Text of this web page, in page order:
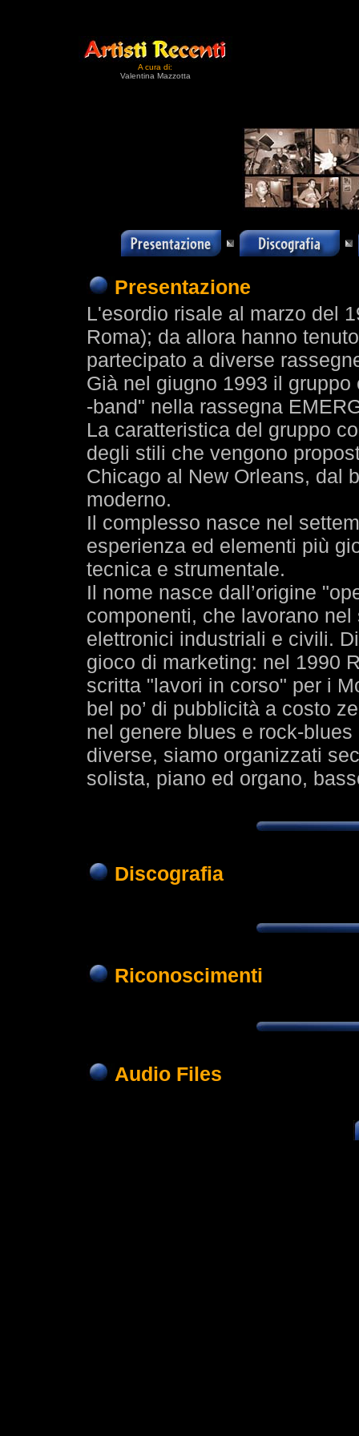
A cura di:
Valentina Mazzotta
Presentazione
L'esordio risale al marzo del
Roma); da allora hanno
partecipato a diverse
Già nel giugno 1993 il
-band" nella rassegna
La caratteristica del gruppo
degli stili che vengono
Chicago al New Orleans, dal
moderno.
Il complesso nasce nel
esperienza ed elementi più
tecnica e strumentale.
Il nome nasce dall’origine
componenti, che lavorano
elettronici industriali e civili.
gioco di marketing: nel 1990
scritta "lavori in corso" per i
bel po’ di pubblicità a costo
nel genere blues e rock-
diverse, siamo organizzati
solista, piano ed organo,
Discografia
Riconoscimenti
Audio Files